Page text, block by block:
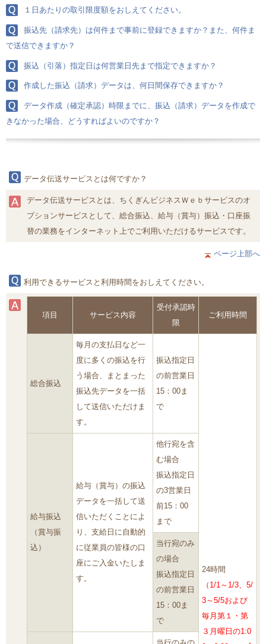
１日あたりの取引限度額をおしえてください。
振込先（請求先）は何件まで事前に登録できますか？また、何件ま
で送信できますか？
振込（引落）指定日は何営業日先まで指定できますか？
作成した振込（請求）データは、何日間保存できますか？
データ作成（確定承認）時限までに、振込（請求）データを作成で
きなかった場合、どうすればよいのですか？
データ伝送サービスとは何ですか？
データ伝送サービスとは、ちくぎんビジネスＷｅｂサービスのオ
プションサービスとして、総合振込、給与（賞与）振込・口座振
替の業務をインターネット上でご利用いただけるサービスです。
ページ上部へ
利用できるサービスと利用時間をおしえてください。
項目 サービス内容
受付承認時
限
ご利用時間
総合振込
毎月の支払日など一
度に多くの振込を行
う場合、まとまった
振込先データを一括
して送信いただけま
す。
振込指定日
の前営業日
15：00ま
で
24時間
（1/1～1/3、5/
3～5/5および
毎月第１・第
３月曜日の1:0
給与振込
（賞与振
込）
給与（賞与）の振込
データを一括して送
信いただくことによ
り、支給日に自動的
に従業員の皆様の口
座にご入金いたしま
す。
他行宛を含
む場合
振込指定日
の3営業日
前15：00
まで
当行宛のみ
の場合
振込指定日
の前営業日
15：00ま
で